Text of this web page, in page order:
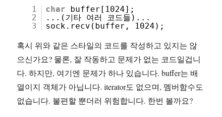
1 char
buffer[1024];
2
...(기타 여러 코드들)...
3
sock.recv(buffer, 1024);
혹시 위와 같은 스타일의 코드를 작성하고 있지는 않
으신가요? 물론, 잘 작동하고 문제가 없는 코드일겁니
다. 하지만, 여기엔 문제가 하나 있습니다. buffer는 배
열이지 객체가 아닙니다. iterator도 없으며, 멤버함수도
없습니다. 불편할 뿐더러 위험합니다. 한번 볼까요?